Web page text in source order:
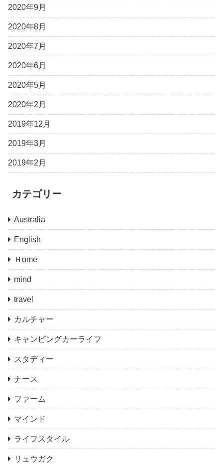
2020年9月
2020年8月
2020年7月
2020年6月
2020年5月
2020年2月
2019年12月
2019年3月
2019年2月
カテゴリー
Australia
English
Ｈome
mind
travel
カルチャー
キャンピングカーライフ
スタディー
ナース
ファーム
マインド
ライフスタイル
リュウガク